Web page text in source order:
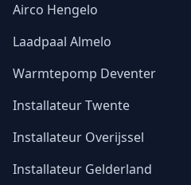
Airco Hengelo
Laadpaal Almelo
Warmtepomp Deventer
Installateur Twente
Installateur Overijssel
Installateur Gelderland